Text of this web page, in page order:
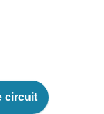
circuit